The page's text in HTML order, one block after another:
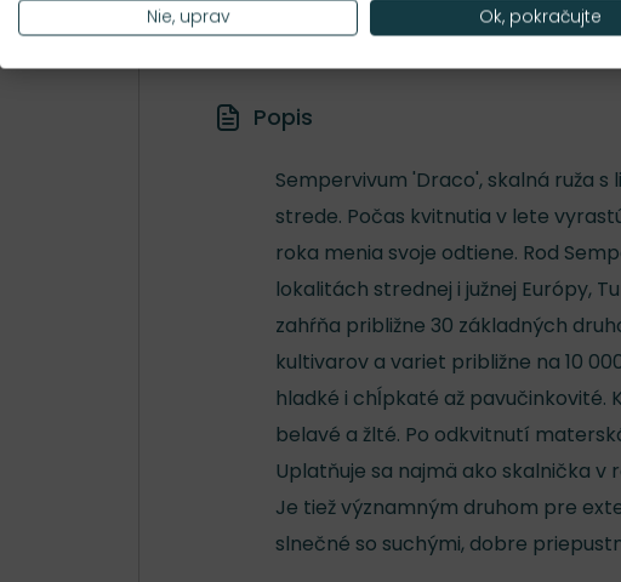
35 ks/m² S
Popis
Sempervivum 'Draco', skalná ruža
strede. Počas kvitnutia v lete
roka menia svoje odtiene. Rod
lokalitách strednej i južnej Európy,
zahŕňa približne 30 základných
kultivarov a variet približne na 10
hladké i chĺpkaté až pavučinkovité.
belavé a žlté. Po odkvitnutí
Uplatňuje sa najmä ako skalnička
Je tiež významným druhom pre
slnečné so suchými, dobre
Nie, uprav Ok, pokračujte